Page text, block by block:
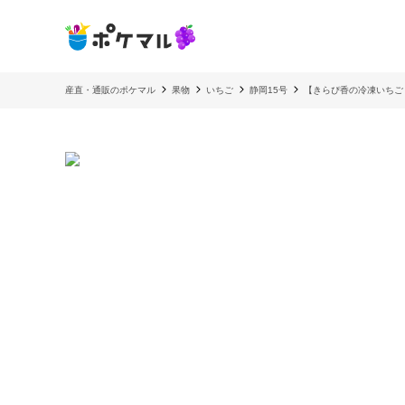
産直・通販のポケマル 果物 いちご 静岡15号 【きらぴ香の冷凍いち